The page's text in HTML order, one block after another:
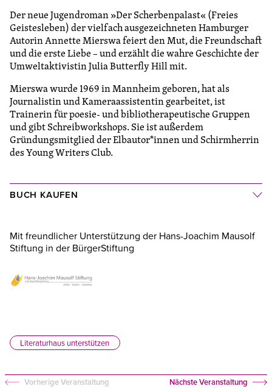
Der neue Jugendroman »Der Scherbenpalast« (Freies
Geistesleben) der vielfach ausgezeichneten Hamburger
Autorin Annette Mierswa feiert den Mut, die Freundschaft
und die erste Liebe – und erzählt die wahre Geschichte der
Umweltaktivistin Julia Butterfly Hill mit.
Mierswa wurde 1969 in Mannheim geboren, hat als
Journalistin und Kameraassistentin gearbeitet, ist
Trainerin für poesie- und bibliotherapeutische Gruppen
und gibt Schreibworkshops. Sie ist außerdem
Gründungsmitglied der Elbautor*innen und Schirmherrin
des Young Writers Club.
BUCH KAUFEN
Mit freundlicher Unterstützung der Hans-Joachim Mausolf
Stiftung in der BürgerStiftung
Literaturhaus unterstützen
Vorherige Veranstaltung Nächste Veranstaltung